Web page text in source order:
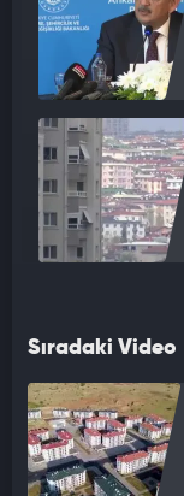
Sıradaki Video